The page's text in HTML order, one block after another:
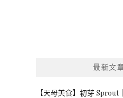
最新文
【天母美食】初芽